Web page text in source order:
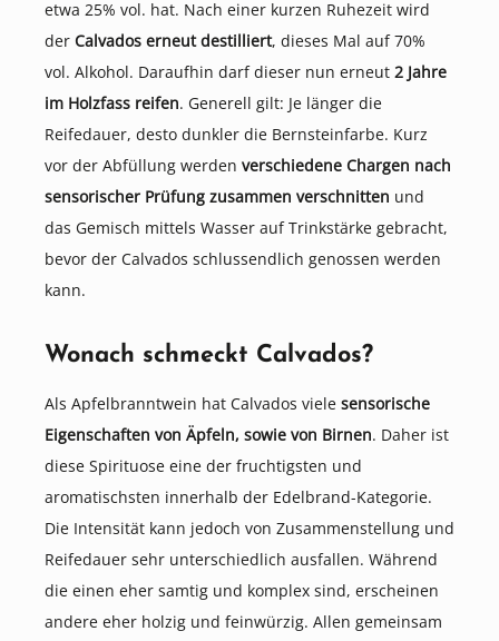
etwa 25% vol. hat. Nach einer kurzen Ruhezeit wird
der Calvados erneut destilliert, dieses Mal auf 70%
vol. Alkohol. Daraufhin darf dieser nun erneut 2 Jahre
im Holzfass reifen. Generell gilt: Je länger die
Reifedauer, desto dunkler die Bernsteinfarbe. Kurz
vor der Abfüllung werden verschiedene Chargen nach
sensorischer Prüfung zusammen verschnitten und
das Gemisch mittels Wasser auf Trinkstärke gebracht,
bevor der Calvados schlussendlich genossen werden
kann.
Wonach schmeckt Calvados?
Als Apfelbranntwein hat Calvados viele sensorische
Eigenschaften von Äpfeln, sowie von Birnen. Daher ist
diese Spirituose eine der fruchtigsten und
aromatischsten innerhalb der Edelbrand-Kategorie.
Die Intensität kann jedoch von Zusammenstellung und
Reifedauer sehr unterschiedlich ausfallen. Während
die einen eher samtig und komplex sind, erscheinen
andere eher holzig und feinwürzig. Allen gemeinsam